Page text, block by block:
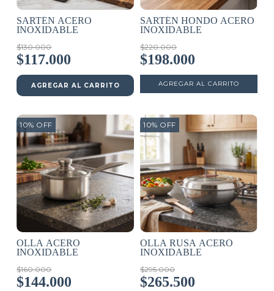
SARTÉN ACERO
INOXIDABLE
$130.000
$117.000
AGREGAR AL CARRITO
SARTÉN HONDO ACERO
INOXIDABLE
$220.000
$198.000
10% OFF
OLLA ACERO
INOXIDABLE
$160.000
$144.000
10% OFF
OLLA RUSA ACERO
INOXIDABLE
$295.000
$265.500